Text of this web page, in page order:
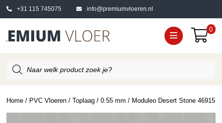
+31 115 745075 info@premiumvloeren.nl
0
zoeken
Home / PVC Vloeren /Toplaag /0.55 mm / Moduleo Desert Stone 46915